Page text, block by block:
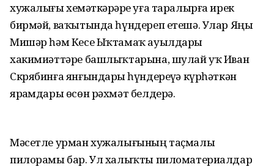
хужалығы хеҙмәткәрҙәре уға таралырға ирек
бирмәй, ваҡытында һүндереп етешә. Улар Яңы
Мишәр һәм Кесе Ыҡтамаҡ ауылдары
хакимиәттәре башлыҡтарына, шулай уҡ Иван
Скрябинға янғындарҙы һүндереүҙә күрһәткән
ярҙамдары өсөн рәхмәт белдерә.
Мәсетле урман хужалығының таҫмалы
пилорамы бар. Ул халыҡты пиломатериалдар